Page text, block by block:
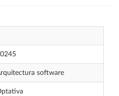
software